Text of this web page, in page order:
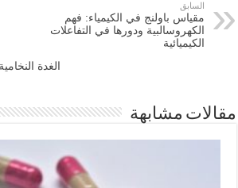
السابق
مقياس باولنج في الكيمياء: فهم
الكهروسالبية ودورها في التفاعلات
الكيميائية
الغدة
مقالات مشابهة